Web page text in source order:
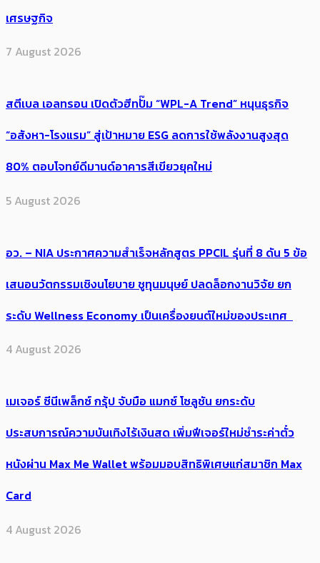
เศรษฐกิจ
7 August 2026
สตีเบล เอลทรอน เปิดตัวฮีทปั๊ม “WPL-A Trend” หนุนธุรกิจ
“อสังหา-โรงแรม” สู่เป้าหมาย ESG ลดการใช้พลังงานสูงสุด
80% ตอบโจทย์ดีมานด์อาคารสีเขียวยุคใหม่
5 August 2026
อว. – NIA ประกาศความสำเร็จหลักสูตร PPCIL รุ่นที่ 8 ดัน 5 ข้อ
เสนอนวัตกรรมเชิงนโยบาย ชูทุนมนุษย์ ปลดล็อกงานวิจัย ยก
ระดับ Wellness Economy เป็นเครื่องยนต์ใหม่ของประเทศ
4 August 2026
เมเจอร์ ซีนีเพล็กซ์ กรุ้ป จับมือ แมกซ์ โซลูชัน ยกระดับ
ประสบการณ์ความบันเทิงไร้เงินสด เพิ่มฟีเจอร์ใหม่ชำระค่าตั๋ว
หนังผ่าน Max Me Wallet พร้อมมอบสิทธิพิเศษแก่สมาชิก Max
Card
4 August 2026